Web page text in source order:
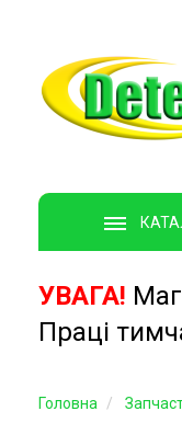
УВАГА!
Праці
Головна